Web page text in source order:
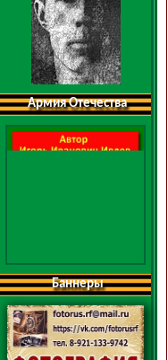
Армия Отечества
Баннеры